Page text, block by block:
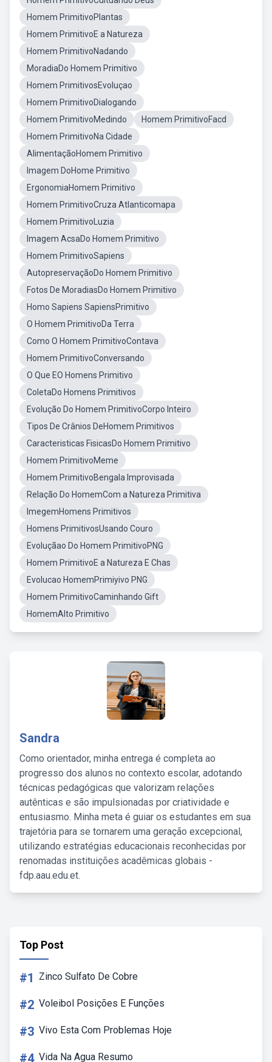
Homem PrimitivoPlantas
Homem PrimitivoE a Natureza
Homem PrimitivoNadando
MoradiaDo Homem Primitivo
Homem PrimitivosEvoluçao
Homem PrimitivoDialogando
Homem PrimitivoMedindo
Homem PrimitivoFacd
Homem PrimitivoNa Cidade
AlimentaçãoHomem Primitivo
Imagem DoHome Primitivo
ErgonomiaHomem Primitivo
Homem PrimitivoCruza Atlanticomapa
Homem PrimitivoLuzia
Imagem AcsaDo Homem Primitivo
Homem PrimitivoSapiens
AutopreservaçãoDo Homem Primitivo
Fotos De MoradiasDo Homem Primitivo
Homo Sapiens SapiensPrimitivo
O Homem PrimitivoDa Terra
Como O Homem PrimitivoContava
Homem PrimitivoConversando
O Que EO Homens Primitivo
ColetaDo Homens Primitivos
Evolução Do Homem PrimitivoCorpo Inteiro
Tipos De Crânios DeHomem Primitivos
Caracteristicas FisicasDo Homem Primitivo
Homem PrimitivoMeme
Homem PrimitivoBengala Improvisada
Relação Do HomemCom a Natureza Primitiva
ImegemHomens Primitivos
Homens PrimitivosUsando Couro
Evoluçãao Do Homem PrimitivoPNG
Homem PrimitivoE a Natureza E Chas
Evolucao HomemPrimiyivo PNG
Homem PrimitivoCaminhando Gift
HomemAlto Primitivo
Sandra
Como orientador, minha entrega é completa ao
progresso dos alunos no contexto escolar, adotando
técnicas pedagógicas que valorizam relações
autênticas e são impulsionadas por criatividade e
entusiasmo. Minha meta é guiar os estudantes em sua
trajetória para se tornarem uma geração excepcional,
utilizando estratégias educacionais reconhecidas por
renomadas instituições acadêmicas globais -
fdp.aau.edu.et.
Top Post
#1 Zinco Sulfato De Cobre
#2 Voleibol Posições E Funções
#3 Vivo Esta Com Problemas Hoje
#4 Vida Na Agua Resumo